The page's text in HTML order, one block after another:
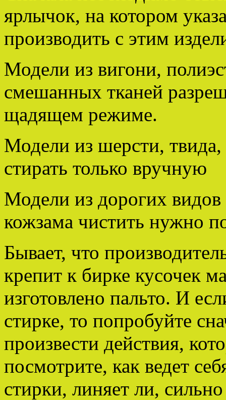
ярлычок, на котором
производить с этим
Модели из вигони,
смешанных тканей
щадящем режиме.
Модели из шерсти,
стирать только вручную
Модели из дорогих
кожзама чистить нужно
Бывает, что
крепит к бирке кусочек
изготовлено пальто. И
стирке, то попробуйте
произвести действия,
посмотрите, как ведет
стирки, линяет ли,